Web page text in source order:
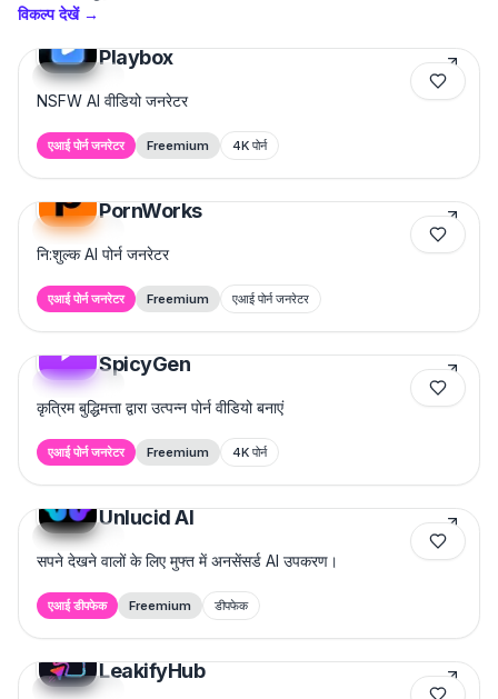
विकल्प देखें→
Featured
Playbox
NSFW AI वीडियो जनरेटर
एआई पोर्न जनरेटर Freemium 4K पोर्न
Featured
PornWorks
नि:शुल्क AI पोर्न जनरेटर
एआई पोर्न जनरेटर Freemium एआई पोर्न जनरेटर
Featured
SpicyGen
कृत्रिम बुद्धिमत्ता द्वारा उत्पन्न पोर्न वीडियो बनाएं
एआई पोर्न जनरेटर Freemium 4K पोर्न
Featured
Unlucid AI
सपने देखने वालों के लिए मुफ्त में अनसेंसर्ड AI उपकरण।
एआई डीपफेक Freemium डीपफेक
Featured
LeakifyHub